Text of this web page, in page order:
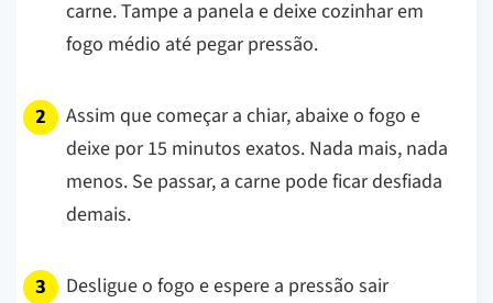
carne. Tampe a panela e deixe cozinhar em
fogo médio até pegar pressão.
Assim que começar a chiar, abaixe o fogo e
deixe por 15 minutos exatos. Nada mais, nada
menos. Se passar, a carne pode ficar desfiada
demais.
Desligue o fogo e espere a pressão sair